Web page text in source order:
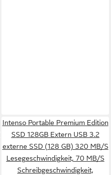
Intenso Portable Premium Edition
SSD 128GB Extern USB 3.2
externe SSD (128 GB) 320 MB/S
Lesegeschwindigkeit, 70 MB/S
Schreibgeschwindigkeit,